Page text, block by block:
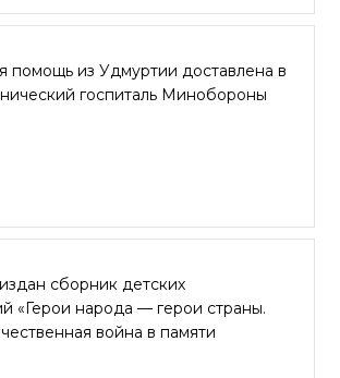
помощь из Удмуртии доставлена в
госпиталь Минобороны
сборник детских
«Герои народа — герои страны.
война в памяти